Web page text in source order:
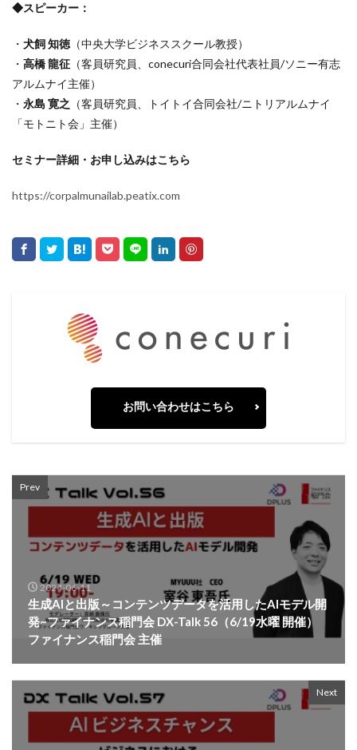
◆スピーカー：
・ 犬飼 知徳（中央大学ビジネススクール教授）
・ 高橋 龍征 （客員研究員、conecuri合同会社代表社員/ソニー有志
アルムナイ主催）
・ 永島 寛之 （客員研究員、トイトイ合同会社/ニトリアルムナイ
「モトニト会」主催）
セミナー詳細・お申し込みはこちら
https://corpalmunailab.peatix.com
お問い合わせはこちら
Prev
2024-06-11
生成AIと出版～コンテンツデータを活用したAIモデル開
発~ファイナンス稲門会 DX-Talk 56（6/19水曜 開催）
ファイナンス稲門会 主催
Next